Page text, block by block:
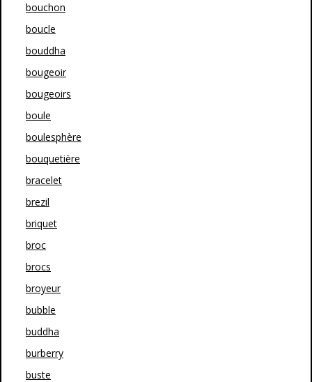
bouchon
boucle
bouddha
bougeoir
bougeoirs
boule
boulesphère
bouquetière
bracelet
brezil
briquet
broc
brocs
broyeur
bubble
buddha
burberry
buste